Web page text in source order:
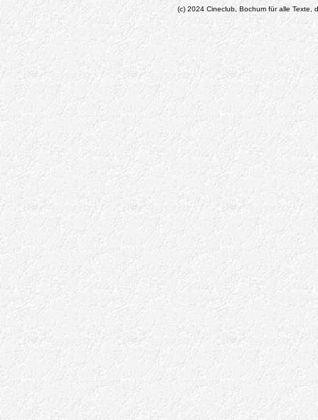
(c) 2024 Cineclub, Bochum für alle Texte,